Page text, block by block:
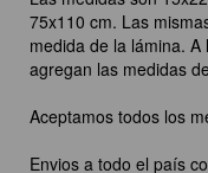
75x110 cm. Las
medida de la lámina.
agregan las medidas
Aceptamos todos los
Envios a todo el país